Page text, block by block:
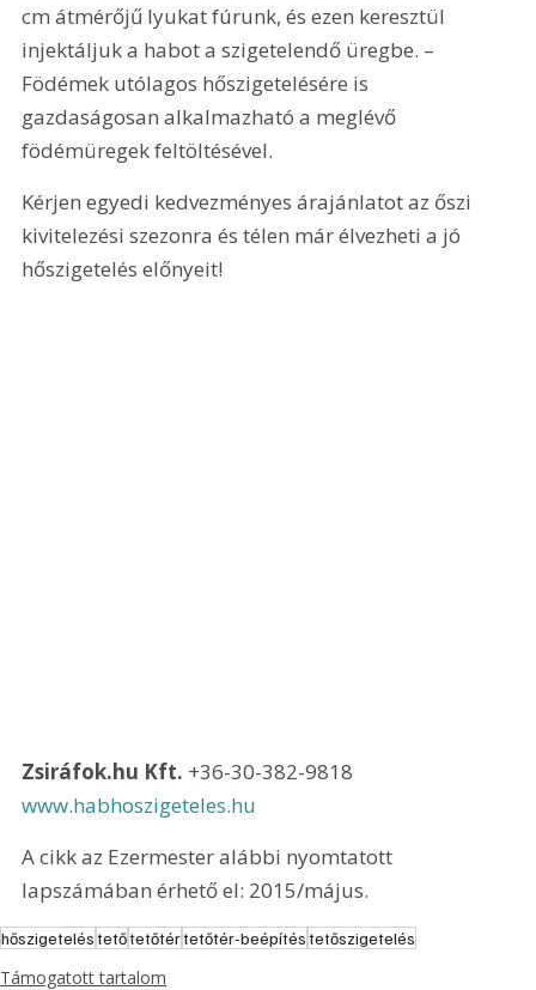
cm átmérőjű lyukat fúrunk, és ezen keresztül
injektáljuk a habot a szigetelendő üregbe. –
Födémek utólagos hőszigetelésére is
gazdaságosan alkalmazható a meglévő
födémüregek feltöltésével.
Kérjen egyedi kedvezményes árajánlatot az őszi
kivitelezési szezonra és télen már élvezheti a jó
hőszigetelés előnyeit!
Zsiráfok.hu Kft. +36-30-382-9818
www.habhoszigeteles.hu
A cikk az Ezermester alábbi nyomtatott
lapszámában érhető el: 2015/május.
hőszigeteléstetőtetőtértetőtér-beépítéstetőszigetelés
Támogatott tartalom